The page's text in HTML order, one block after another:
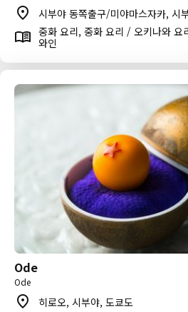
시부야 동쪽출구/미야마스자카, 시
중화 요리, 중화 요리 / 오키나와
와인
Ode
Ode
히로오, 시부야, 도쿄도